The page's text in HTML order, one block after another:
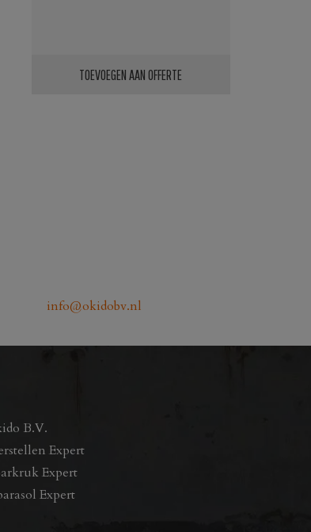
TOEVOEGEN AAN OFFERTE
info@okidobv.nl
B.V.
Expert
Expert
Expert